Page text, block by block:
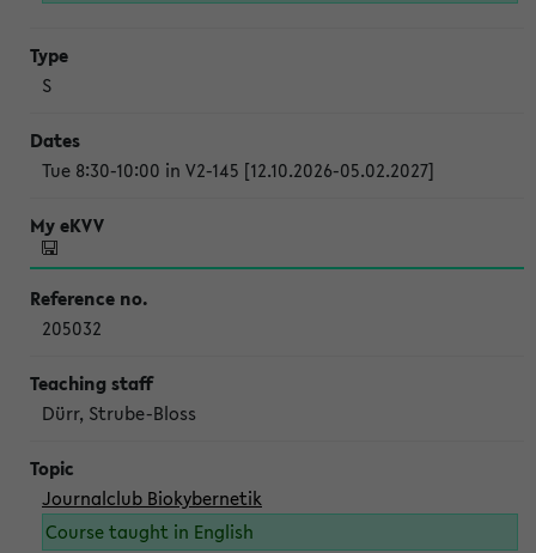
S
Tue 8:30-10:00 in V2-145 [12.10.2026-05.02.2027]
205032
Dürr, Strube-Bloss
Journalclub Biokybernetik
Course taught in English